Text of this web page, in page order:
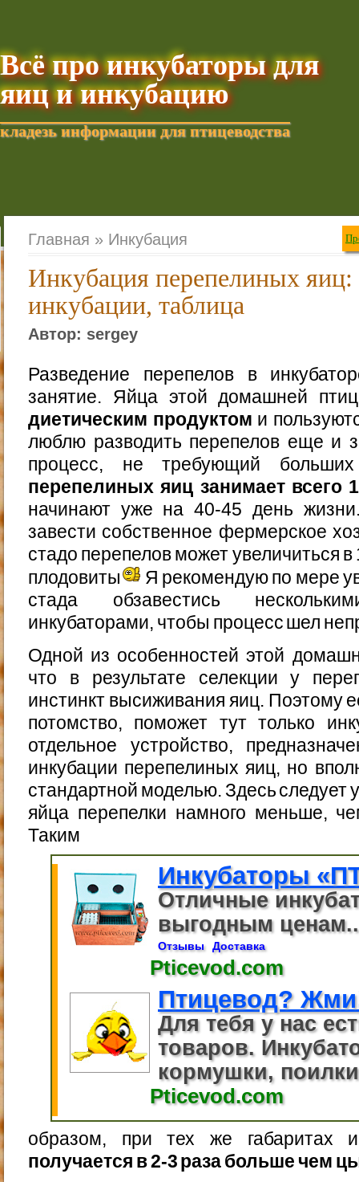
Всё про инкубаторы для
яиц и инкубацию
кладезь информации для птицеводства
Добавить текущую
Главная » Инкубация
Инкубация перепелиных
инкубации, таблица
Автор: sergey
Разведение перепелов в
занятие. Яйца этой домашней
диетическим продуктом и
люблю разводить перепелов еще и
процесс, не требующий
перепелиных яиц занимает всего
начинают уже на 40-45 день
завести собственное фермерское
стадо перепелов может увеличиться
плодовиты
Я рекомендую по мере
стада обзавестись
инкубаторами, чтобы процесс шел
Одной из особенностей этой
что в результате селекции у
инстинкт высиживания яиц. Поэтому
потомство, поможет тут только
отдельное устройство,
инкубации перепелиных яиц, но
стандартной моделью. Здесь следует
яйца перепелки намного меньше,
Таким
Инкубаторы
Отличные
выгодным
Отзывы Доставка
Pticevod.com
Птицевод?
Для тебя у нас
товаров.
кормушки,
Pticevod.com
образом, при тех же габаритах
получается в 2-3 раза больше чем